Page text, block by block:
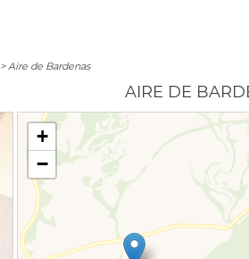
> Aire de Bardenas
AIRE DE
+
−